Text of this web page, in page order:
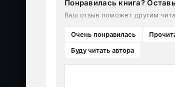
Понравилась книга?
Ваш отзыв поможет другим
Очень понравилась
Буду читать автора